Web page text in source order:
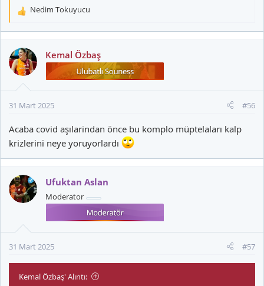
T
k
i
l
Nedim Tokuyucu
Kemal Özbaş
31 Mart 2025 #56
Acaba covid aşılarindan önce bu komplo müptelaları kalp
krizlerini neye yoruyorlardı
Ufuktan Aslan
Moderator
31 Mart 2025 #57
Kemal Özbaş' Alıntı: